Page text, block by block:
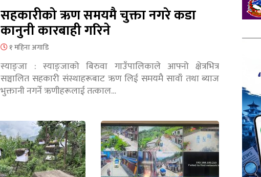
सहकारीको ऋण समयमै चुक्ता नगरे कडा
कानुनी कारबाही गरिने
१ महिना अगाडि
स्याङ्जा : स्याङ्जाको बिरुवा गाउँपालिकाले आफ्नो क्षेत्रभित्र
सञ्चालित सहकारी संस्थाहरूबाट ऋण लिई समयमै सावाँ तथा ब्याज
भुक्तानी नगर्ने ऋणीहरूलाई तत्काल…